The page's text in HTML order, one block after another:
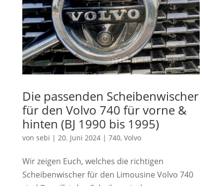
Die passenden Scheibenwischer
für den Volvo 740 für vorne &
hinten (BJ 1990 bis 1995)
von sebi | 20. Juni 2024| 740, Volvo
Wir zeigen Euch, welches die richtigen
Scheibenwischer für den Limousine Volvo 740